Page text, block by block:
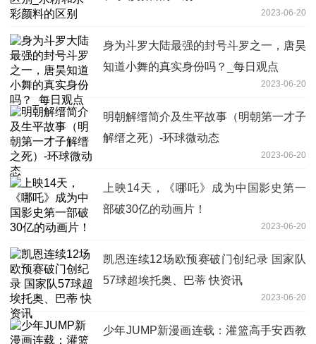
2023-06-20
身为斗罗大陆最强的封号斗罗之一，唐昊
知道小舞的真实身份吗？_每日观点
2023-06-20
明朝解缙简介及生平故事（明朝第一才子
解缙之死）-环球微动态
2023-06-20
上映14天，《哪吒》成为中国影史第一
部破30亿的动画片！
2023-06-20
凯恩连续12场欧预赛破门创纪录 国家队
57球超埃托奥、巴蒂 快资讯
2023-06-20
少年JUMP新漫画连载：灌篮高手安西教